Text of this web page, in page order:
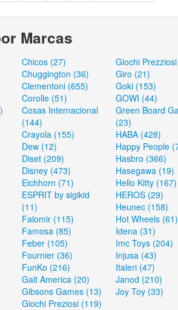
Marcas
Chicos (27)
Chuggington (36)
Clementoni (655)
Corolle (51)
Cosas Internacional
(144)
Crayola (155)
Dew (12)
Diset (209)
Disney (473)
Eichhorn (71)
ESPRIT by sigikid
(11)
Falomir (115)
Famosa (85)
Feber (105)
Fournier (36)
FunKo (216)
Galt America (20)
Gibsons Games (13)
Giochi Preziosi (119)
Giochi
Giro (21)
Goki (153)
GOWI (44)
Green Board
(23)
HABA (428)
Happy People
Hasbro (366)
Hasegawa (19)
Hello Kitty (167)
HEROS (29)
Heunec (158)
Hot Wheels (61)
Idena (31)
Imc Toys (204)
Injusa (43)
Italeri (47)
Janod (210)
Joy Toy (33)